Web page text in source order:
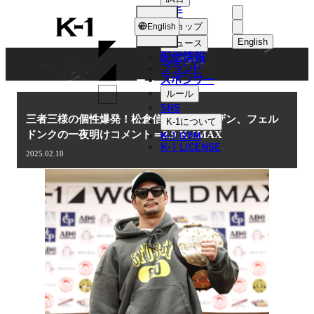
K-
1
English
中文（繁體
選手
ショップ
ニュース
配信情報
ブランド
スポンサー
ルール
SNS
K-1について
K-1 GYM
K-1 LICENSE
English
NEWS
ニュース
三者三様の個性爆発！松倉信太郎、ターザン、フェル
ドンクの一夜明けコメント＝2.9 K-1MAX
2025.02.10